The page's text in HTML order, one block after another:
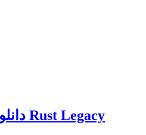
[VIP] دانلود سورس Rust Legacy